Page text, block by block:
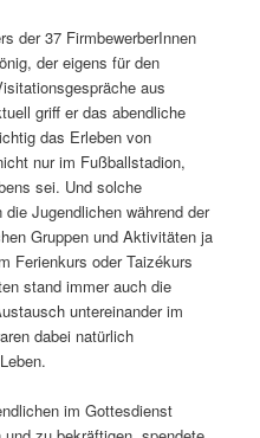
der 37 FirmbewerberInnen
der eigens für den
aus
griff er das abendliche
das Erleben von
nur im Fußballstadion,
sei. Und solche
Jugendlichen während der
Gruppen und Aktivitäten ja
Ferienkurs oder Taizékurs
stand immer auch die
untereinander im
dabei natürlich
im Gottesdienst